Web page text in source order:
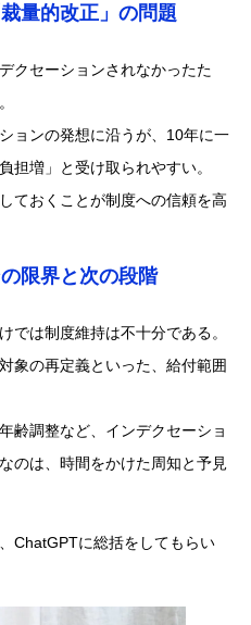
量的改正」の問題
クセーションされなかったた
ョンの発想に沿うが、10年に一
担増」と受け取られやすい。
ておくことが制度への信頼を高
限界と次の段階
では制度維持は不十分である。
象の再定義といった、給付範囲
齢調整など、インデクセーショ
のは、時間をかけた周知と予見
ChatGPTに総括をしてもらい